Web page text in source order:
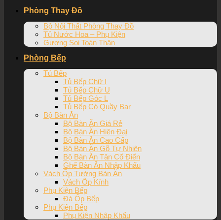
Phòng Thay Đồ
Bộ Nội Thất Phòng Thay Đồ
Tủ Nước Hoa – Phụ Kiện
Gương Soi Toàn Thân
Phòng Bếp
Tủ Bếp
Tủ Bếp Chữ I
Tủ Bếp Chữ U
Tủ Bếp Góc L
Tủ Bếp Có Quầy Bar
Bộ Bàn Ăn
Bộ Bàn Ăn Giá Rẻ
Bộ Bàn Ăn Hiện Đại
Bộ Bàn Ăn Cao Cấp
Bộ Bàn Ăn Gỗ Tự Nhiên
Bộ Bàn Ăn Tân Cổ Điển
Ghế Bàn Ăn Nhập Khẩu
Vách Ốp Tường Bàn Ăn
Vách Ốp Kính
Phụ Kiện Bếp
Đá Ốp Bếp
Phụ Kiện Bếp
Phụ Kiện Nhập Khẩu